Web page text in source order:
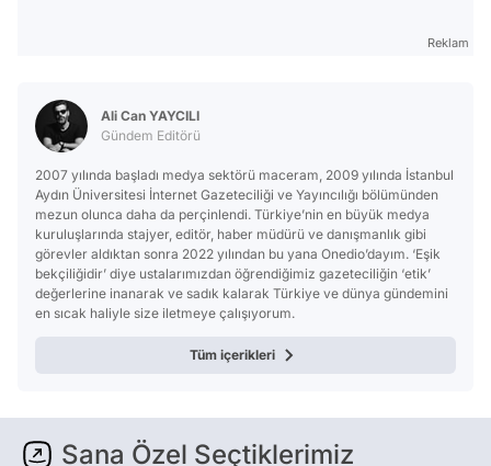
Reklam
Ali Can YAYCILI
Gündem Editörü
2007 yılında başladı medya sektörü maceram, 2009 yılında İstanbul
Aydın Üniversitesi İnternet Gazeteciliği ve Yayıncılığı bölümünden
mezun olunca daha da perçinlendi. Türkiye’nin en büyük medya
kuruluşlarında stajyer, editör, haber müdürü ve danışmanlık gibi
görevler aldıktan sonra 2022 yılından bu yana Onedio’dayım. ‘Eşik
bekçiliğidir’ diye ustalarımızdan öğrendiğimiz gazeteciliğin ‘etik’
değerlerine inanarak ve sadık kalarak Türkiye ve dünya gündemini
en sıcak haliyle size iletmeye çalışıyorum.
Tüm içerikleri
Sana Özel Seçtiklerimiz